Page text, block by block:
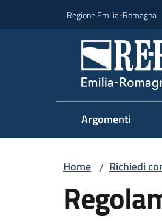
Regione Emilia-Romagna
Argomenti
Home / Richiedi